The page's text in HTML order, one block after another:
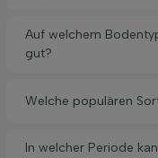
Auf welchem
gut?
Welche populären
In welcher Periode